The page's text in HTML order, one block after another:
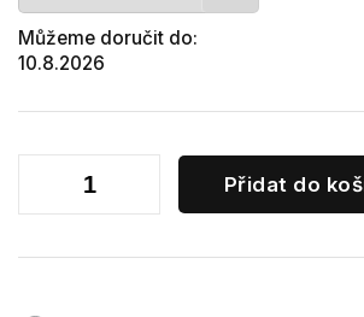
Můžeme doručit do:
10.8.2026
Přidat do